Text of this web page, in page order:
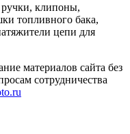
клипоны,
топливного бака,
цепи для
материалов сайта без
сотрудничества